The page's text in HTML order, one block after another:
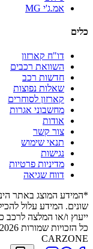
אמ.ג'י MG
כלים
דו"ח קארזון
השוואת רכבים
חדשות רכב
שאלות נפוצות
קארזון לסוחרים
מחשבוני אגרות
אודות
צור קשר
תנאי שימוש
נגישות
מדיניות פרטיות
דווח שגיאה
*המידע המוצג באתר
שונים. המידע עלול
ייעוץ ו/או המלצה
כל הזכויות שמורות 2026
CARZONE